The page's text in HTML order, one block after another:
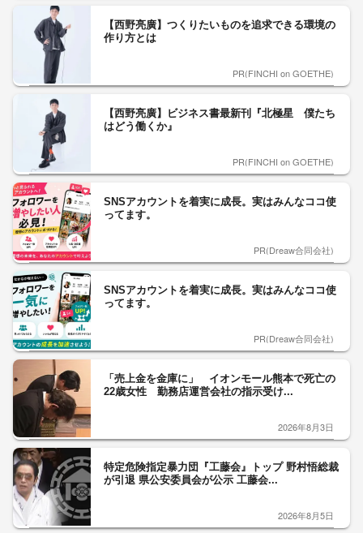
【西野亮廣】つくりたいものを追求できる環境の
作り方とは
PR(FINCHI on GOETHE)
【西野亮廣】ビジネス書最新刊『北極星 僕たち
はどう働くか』
PR(FINCHI on GOETHE)
SNSアカウントを着実に成長。実はみんなココ使
ってます。
PR(Dreaw合同会社)
SNSアカウントを着実に成長。実はみんなココ使
ってます。
PR(Dreaw合同会社)
「売上金を金庫に」 イオンモール熊本で死亡の
22歳女性 勤務店運営会社の指示受け...
2026年8月3日
特定危険指定暴力団『工藤会』トップ 野村悟総裁
が引退 県公安委員会が公示 工藤会...
2026年8月5日